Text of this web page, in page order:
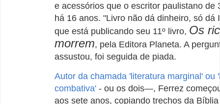
e acessórios que o escritor paulistano de
há 16 anos. "Livro não dá dinheiro, só dá
que está publicando seu 11º livro, Os
morrem, pela Editora Planeta. A
assustou, foi seguida de piada.
Autor da chamada 'literatura marginal' ou
combativa' - ou os dois—, Ferrez
aos sete anos, copiando trechos da